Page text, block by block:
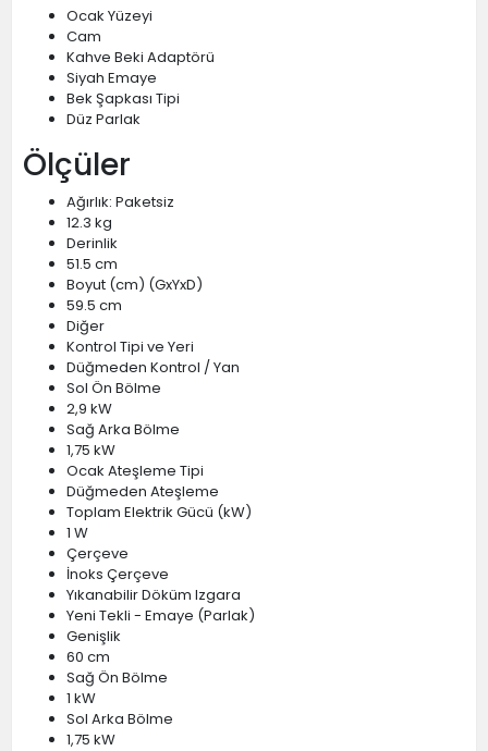
Ocak Yüzeyi
Cam
Kahve Beki Adaptörü
Siyah Emaye
Bek Şapkası Tipi
Düz Parlak
Ölçüler
Ağırlık: Paketsiz
12.3 kg
Derinlik
51.5 cm
Boyut (cm) (GxYxD)
59.5 cm
Diğer
Kontrol Tipi ve Yeri
Düğmeden Kontrol / Yan
Sol Ön Bölme
2,9 kW
Sağ Arka Bölme
1,75 kW
Ocak Ateşleme Tipi
Düğmeden Ateşleme
Toplam Elektrik Gücü (kW)
1 W
Çerçeve
İnoks Çerçeve
Yıkanabilir Döküm Izgara
Yeni Tekli - Emaye (Parlak)
Genişlik
60 cm
Sağ Ön Bölme
1 kW
Sol Arka Bölme
1,75 kW